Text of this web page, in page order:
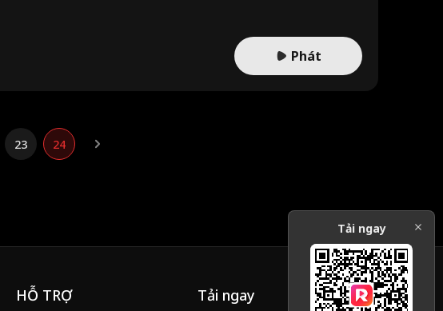
Phát
23 24
HỖ TRỢ Tải ngay
Tải ngay